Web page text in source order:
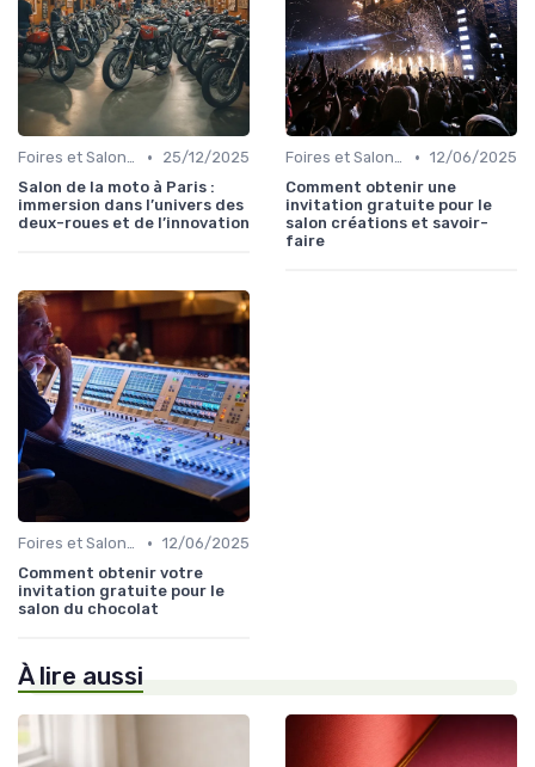
Foires et Salons Grand Public •
25/12/2025
Salon de la moto à Paris :
immersion dans l’univers des
deux-roues et de l’innovation
Foires et Salons Grand Public • 12/06/2025
Comment obtenir une
invitation gratuite pour le
salon créations et savoir-
faire
Foires et Salons Grand Public • 12/06/2025
Comment obtenir votre
invitation gratuite pour le
salon du chocolat
À lire aussi